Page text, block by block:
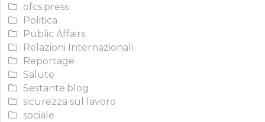
ofcs.press
Politica
Public Affairs
Relazioni Internazionali
Reportage
Salute
Sestante.blog
sicurezza sul lavoro
sociale